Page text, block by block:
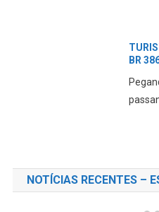
BR
NOTÍCIAS RECENTES –